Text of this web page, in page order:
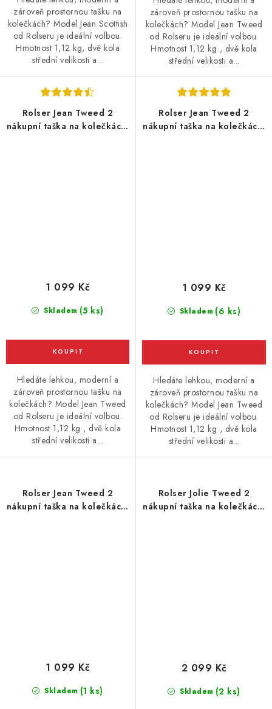
zároveň prostornou tašku na
kolečkách? Model Jean Scottish
od Rolseru je ideální volbou.
Hmotnost 1,12 kg, dvě kola
střední velikosti a...
zároveň prostornou tašku na
kolečkách? Model Jean Tweed
od Rolseru je ideální volbou.
Hmotnost 1,12 kg , dvě kola
střední velikosti a...
Rolser Jean Tweed 2
nákupní taška na kolečkách,
Skladem (5 ks)
1 099 Kč
Hledáte lehkou, moderní a
zároveň prostornou tašku na
kolečkách? Model Jean Tweed
od Rolseru je ideální volbou.
Hmotnost 1,12 kg , dvě kola
střední velikosti a...
Rolser Jean Tweed 2
nákupní taška na kolečkách,
Skladem (6 ks)
1 099 Kč
Hledáte lehkou, moderní a
zároveň prostornou tašku na
kolečkách? Model Jean Tweed
od Rolseru je ideální volbou.
Hmotnost 1,12 kg , dvě kola
střední velikosti a...
Rolser Jean Tweed 2
nákupní taška na kolečkách,
Skladem (1 ks)
1 099 Kč
Rolser Jolie Tweed 2
nákupní taška na kolečkách,
Skladem (2 ks)
2 099 Kč